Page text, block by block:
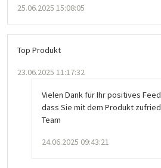
25.06.2025 15:08:05
Top Produkt
23.06.2025 11:17:32
Vielen Dank für Ihr positives
dass Sie mit dem Produkt
Team
24.06.2025 09:43:21